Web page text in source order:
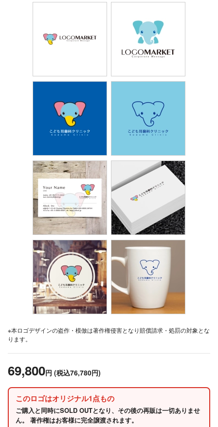
※本ロゴデザインの盗作・模倣は著作権侵害となり賠償請求・処罰の対象とな
ります。
69,800円 (税込76,780円)
このロゴはオリジナル1点もの
ご購入と同時にSOLD OUTとなり、その後の再販は一切ありませ
ん。 著作権はお客様に完全譲渡されます。